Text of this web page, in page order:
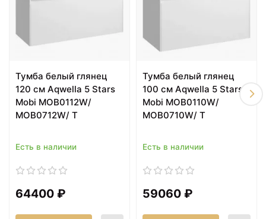
6869 ₽
Зеркальный шкаф
Aquanet Нота 58 158856
L Дуб светлый
7230 ₽
Тумба подкатная черный
74 см Aquanet Нота
00170732
Тумба белый глянец
120 см Aqwella 5 Stars
Mobi MOB0112W/
MOB0712W/ T
Есть в наличии
64400 ₽
Тумба белый глянец
100 см Aqwella 5 Stars
Mobi MOB0110W/
MOB0710W/ T
Есть в наличии
59060 ₽